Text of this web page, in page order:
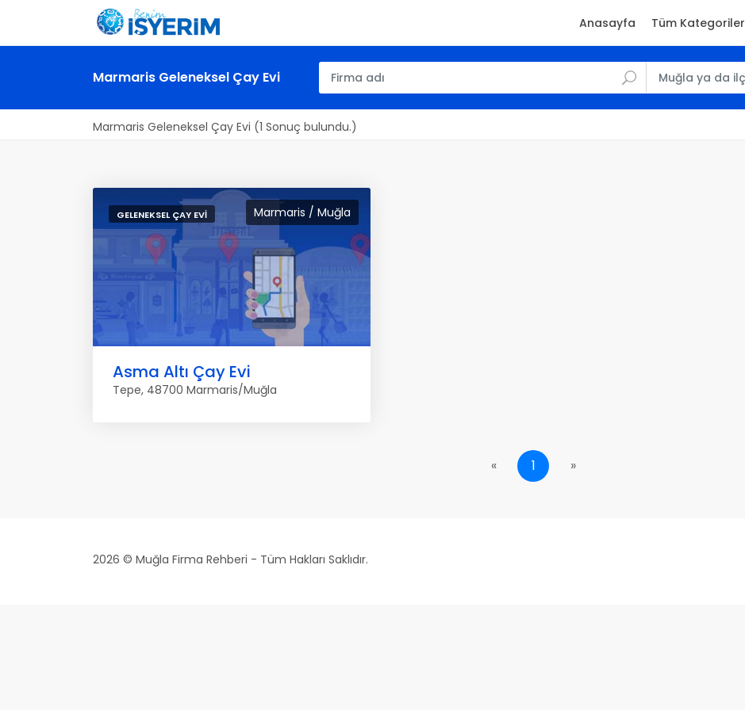
Anasayfa Tüm Kategoriler
Marmaris Geleneksel Çay Evi
Marmaris Geleneksel Çay Evi (1 Sonuç bulundu.)
Marmaris / Muğla
GELENEKSEL ÇAY EVI
Asma Altı Çay Evi
Tepe, 48700 Marmaris/Muğla
« 1 »
2026 © Muğla Firma Rehberi - Tüm Hakları Saklıdır.